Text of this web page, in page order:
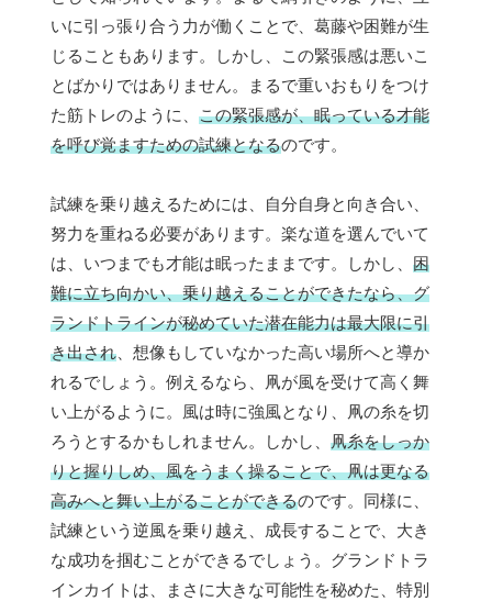
いに引っ張り合う力が働くことで、葛藤や困難が生
じることもあります。しかし、この緊張感は悪いこ
とばかりではありません。まるで重いおもりをつけ
た筋トレのように、 この緊張感が、眠っている才能
を呼び覚ますための試練となるのです。
試練を乗り越えるためには、自分自身と向き合い、
努力を重ねる必要があります。楽な道を選んでいて
は、いつまでも才能は眠ったままです。しかし、 困
難に立ち向かい、乗り越えることができたなら、グ
ランドトラインが秘めていた潜在能力は最大限に引
き出され 、想像もしていなかった高い場所へと導か
れるでしょう。例えるなら、凧が風を受けて高く舞
い上がるように。風は時に強風となり、凧の糸を切
ろうとするかもしれません。しかし、 凧糸をしっか
りと握りしめ、風をうまく操ることで、凧は更なる
高みへと舞い上がることができるのです。同様に、
試練という逆風を乗り越え、成長することで、大き
な成功を掴むことができるでしょう。グランドトラ
インカイトは、まさに大きな可能性を秘めた、特別